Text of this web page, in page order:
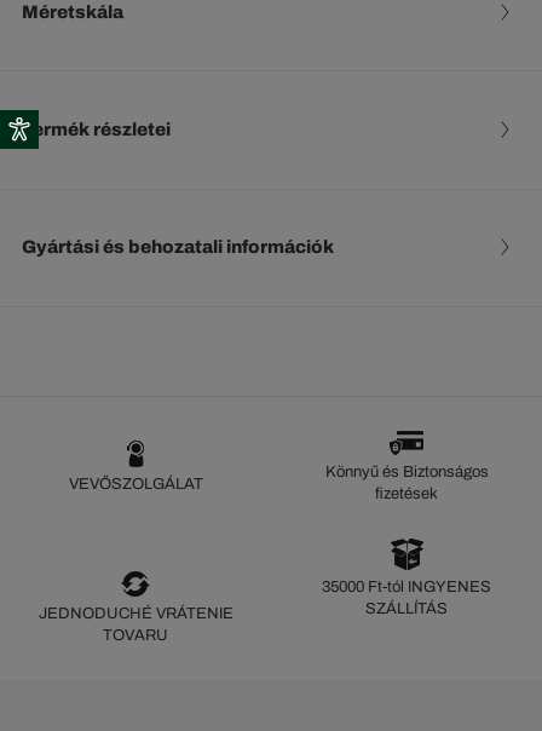
Méretskála
Termék részletei
Gyártási és behozatali információk
VEVŐSZOLGÁLAT
Könnyű és Biztonságos
fizetések
JEDNODUCHÉ VRÁTENIE
TOVARU
35000 Ft-tól INGYENES
SZÁLLÍTÁS